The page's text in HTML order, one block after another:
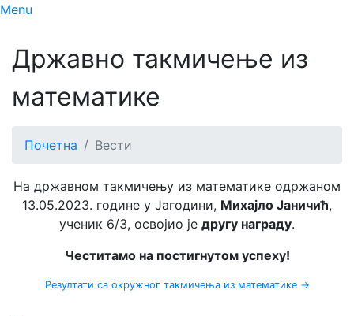
Menu
Државно такмичење из
математике
Почетна Вести
На државном такмичењу из математике одржаном
13.05.2023. године у Јагодини, Михајло Јаничић,
ученик 6/3, освојио је другу награду.
Честитамо на постигнутом успеху!
Резултати са окружног такмичења из математике →